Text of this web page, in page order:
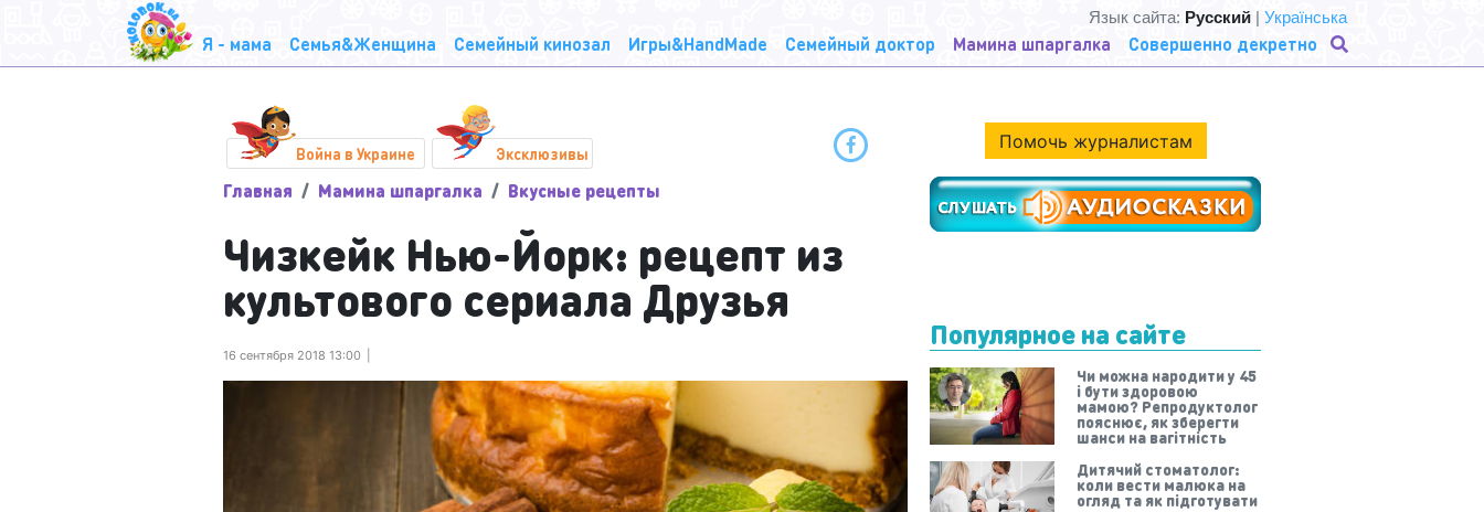
Я - мама Семья&Женщина Семейный кинозал Игры&HandMade Семейный доктор Мамина шпаргалка Совершенно декретно
Язык сайта: Русский | Українська
Война в Украине Эксклюзивы
Главная Мамина шпаргалка Вкусные рецепты
Чизкейк Нью-Йорк: рецепт из
культового сериала Друзья
16 сентября 2018 13:00
Помочь журналистам
Популярное на сайте
Чи можна народити у 45
і бути здоровою
мамою? Репродуктолог
пояснює, як зберегти
шанси на вагітність
Дитячий стоматолог:
коли вести малюка на
огляд та як підготувати